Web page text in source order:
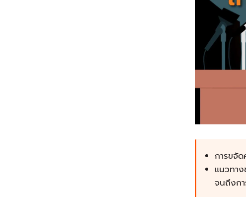
การขจั
แนวทา
จนถึงก